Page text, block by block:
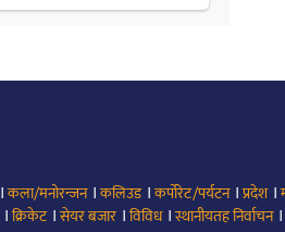
।कला/मनोरन्जन।कलिउड।कर्पोरेट/पर्यटन।प्रदेश।
।क्रिकेट।सेयर बजार ।विविध।स्थानीयतह निर्वाचन।